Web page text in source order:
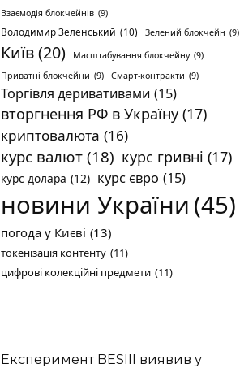
Взаємодія блокчейнів (9)
Володимир Зеленський (10) Зелений блокчейн (9)
Київ(20) Масштабування блокчейну (9)
Приватні блокчейни (9) Смарт-контракти (9)
Торгівля деривативами (15)
вторгнення РФ в Україну (17)
криптовалюта (16)
курс валют (18) курс гривні (17)
курс долара (12) курс євро (15)
новини України (45)
погода у Києві (13)
токенізація контенту (11)
цифрові колекційні предмети (11)
Експеримент BESIII виявив у